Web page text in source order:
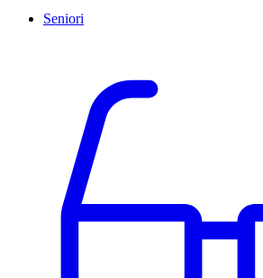
Seniori